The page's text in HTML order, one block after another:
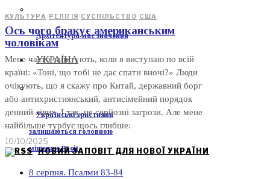
Архітектура має значення
УКРАЇНА
Українські християни
залишаються головною
мішенню Росії
КУЛЬТУРА ·РЕЛІГІЯ·СУСПІЛЬСТВО·США
Ось чого бракує американським
чоловікам
Мене часто запитують, коли я виступаю по всій
країні: «Тоні, що тобі не дає спати вночі?» Люди
очікують, що я скажу про Китай, державний борг
або антихристиянський, антисімейний порядок
денний лівих. І так, це серйозні загрози. Але мене
найбільше турбує щось глибше:
10/10/2025
НОВИЙ ЗАПОВІТ ДЛЯ НОВОЇ УКРАЇНИ
8 серпня. Псалми 83-84